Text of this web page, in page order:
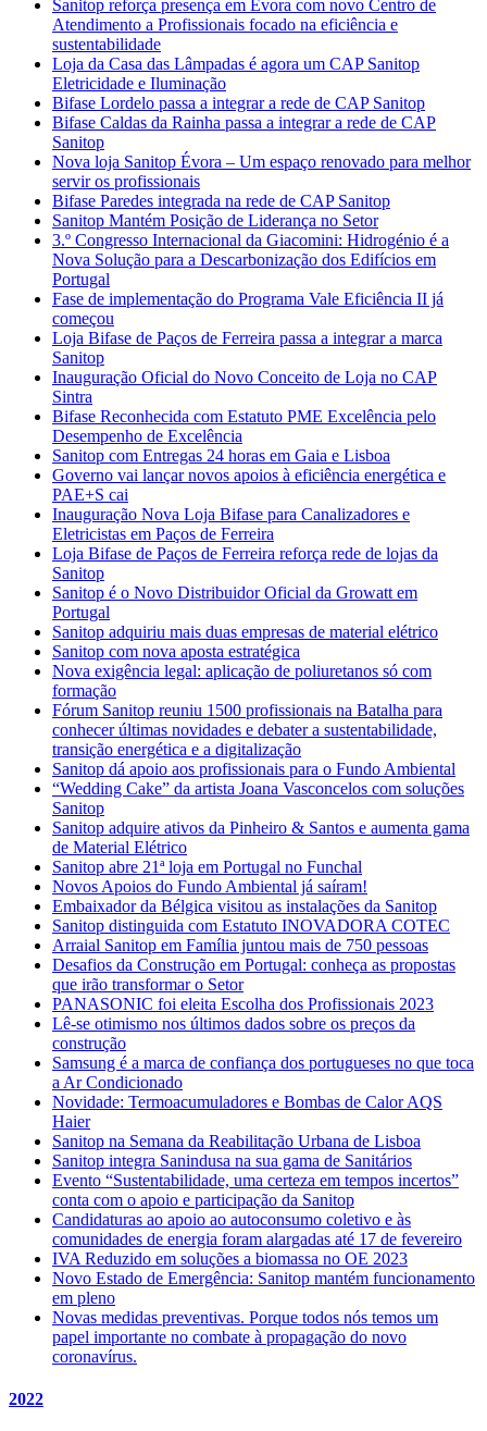
Sanitop reforça presença em Évora com novo Centro de
Atendimento a Profissionais focado na eficiência e
sustentabilidade
Loja da Casa das Lâmpadas é agora um CAP Sanitop
Eletricidade e Iluminação
Bifase Lordelo passa a integrar a rede de CAP Sanitop
Bifase Caldas da Rainha passa a integrar a rede de CAP
Sanitop
Nova loja Sanitop Évora – Um espaço renovado para melhor
servir os profissionais
Bifase Paredes integrada na rede de CAP Sanitop
Sanitop Mantém Posição de Liderança no Setor
3.º Congresso Internacional da Giacomini: Hidrogénio é a
Nova Solução para a Descarbonização dos Edifícios em
Portugal
Fase de implementação do Programa Vale Eficiência II já
começou
Loja Bifase de Paços de Ferreira passa a integrar a marca
Sanitop
Inauguração Oficial do Novo Conceito de Loja no CAP
Sintra
Bifase Reconhecida com Estatuto PME Excelência pelo
Desempenho de Excelência
Sanitop com Entregas 24 horas em Gaia e Lisboa
Governo vai lançar novos apoios à eficiência energética e
PAE+S cai
Inauguração Nova Loja Bifase para Canalizadores e
Eletricistas em Paços de Ferreira
Loja Bifase de Paços de Ferreira reforça rede de lojas da
Sanitop
Sanitop é o Novo Distribuidor Oficial da Growatt em
Portugal
Sanitop adquiriu mais duas empresas de material elétrico
Sanitop com nova aposta estratégica
Nova exigência legal: aplicação de poliuretanos só com
formação
Fórum Sanitop reuniu 1500 profissionais na Batalha para
conhecer últimas novidades e debater a sustentabilidade,
transição energética e a digitalização
Sanitop dá apoio aos profissionais para o Fundo Ambiental
“Wedding Cake” da artista Joana Vasconcelos com soluções
Sanitop
Sanitop adquire ativos da Pinheiro & Santos e aumenta gama
de Material Elétrico
Sanitop abre 21ª loja em Portugal no Funchal
Novos Apoios do Fundo Ambiental já saíram!
Embaixador da Bélgica visitou as instalações da Sanitop
Sanitop distinguida com Estatuto INOVADORA COTEC
Arraial Sanitop em Família juntou mais de 750 pessoas
Desafios da Construção em Portugal: conheça as propostas
que irão transformar o Setor
PANASONIC foi eleita Escolha dos Profissionais 2023
Lê-se otimismo nos últimos dados sobre os preços da
construção
Samsung é a marca de confiança dos portugueses no que toca
a Ar Condicionado
Novidade: Termoacumuladores e Bombas de Calor AQS
Haier
Sanitop na Semana da Reabilitação Urbana de Lisboa
Sanitop integra Sanindusa na sua gama de Sanitários
Evento “Sustentabilidade, uma certeza em tempos incertos”
conta com o apoio e participação da Sanitop
Candidaturas ao apoio ao autoconsumo coletivo e às
comunidades de energia foram alargadas até 17 de fevereiro
IVA Reduzido em soluções a biomassa no OE 2023
Novo Estado de Emergência: Sanitop mantém funcionamento
em pleno
Novas medidas preventivas. Porque todos nós temos um
papel importante no combate à propagação do novo
coronavírus.
2022